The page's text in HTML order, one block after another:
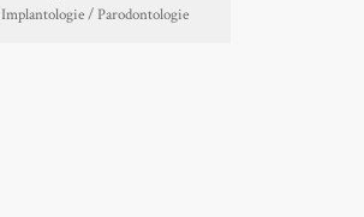
Implantologie / Parodontologie